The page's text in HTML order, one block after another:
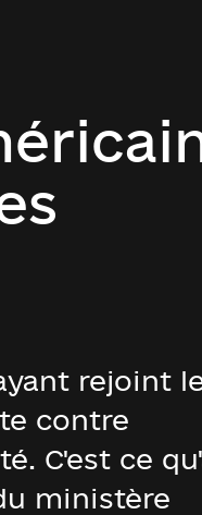
rejoint
contre
C'est ce
ministère